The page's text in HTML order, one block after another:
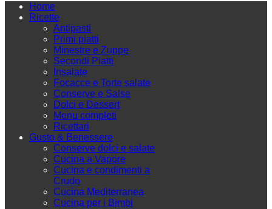
Home
Ricette
Antipasti
Primi piatti
Minestre e Zuppe
Secondi Piatti
Insalate
Focacce e Torte salate
Conserve e Salse
Dolci e Dessert
Menu completi
Ricettari
Gusto & Benessere
Conserve dolci e salate
Cucina a Vapore
Cucina e condimenti a
Crudo
Cucina Mediterranea
Cucina per i Bimbi